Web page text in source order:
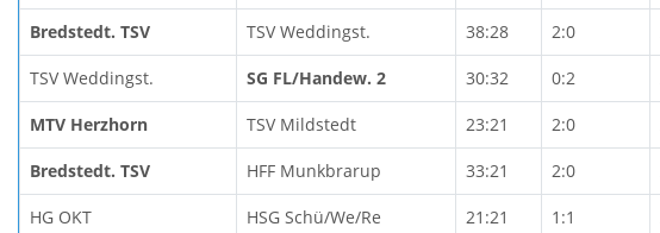
Bredstedt. TSV TSV Weddingst. 38:28 2:0
TSV Weddingst. SG FL/Handew. 2 30:32 0:2
MTV Herzhorn TSV Mildstedt 23:21 2:0
Bredstedt. TSV HFF Munkbrarup 33:21 2:0
HG OKT HSG Schü/We/Re 21:21 1:1